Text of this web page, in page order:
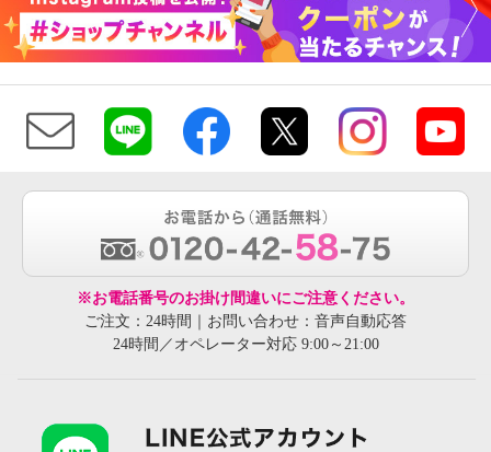
※お電話番号のお掛け間違いにご注意ください。
ご注文：24時間｜お問い合わせ：音声自動応答
24時間／オペレーター対応 9:00～21:00